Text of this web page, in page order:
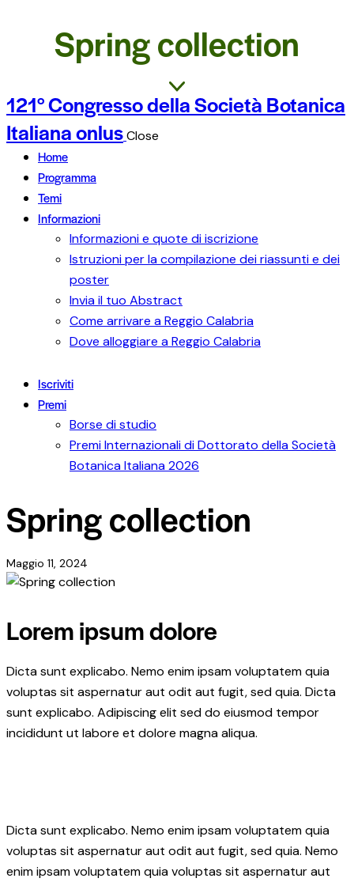
Spring collection
121° Congresso della Società Botanica
Italiana onlusClose
Home
Programma
Temi
Informazioni
Informazioni e quote di iscrizione
Istruzioni per la compilazione dei riassunti e dei
poster
Invia il tuo Abstract
Come arrivare a Reggio Calabria
Dove alloggiare a Reggio Calabria
Iscriviti
Premi
Borse di studio
Premi Internazionali di Dottorato della Società
Botanica Italiana 2026
Spring collection
Maggio 11, 2024
Lorem ipsum dolore
Dicta sunt explicabo. Nemo enim ipsam voluptatem quia
voluptas sit aspernatur aut odit aut fugit, sed quia. Dicta
sunt explicabo. Adipiscing elit sed do eiusmod tempor
incididunt ut labore et dolore magna aliqua.
Dicta sunt explicabo. Nemo enim ipsam voluptatem quia
voluptas sit aspernatur aut odit aut fugit, sed quia. Nemo
enim ipsam voluptatem quia voluptas sit aspernatur aut